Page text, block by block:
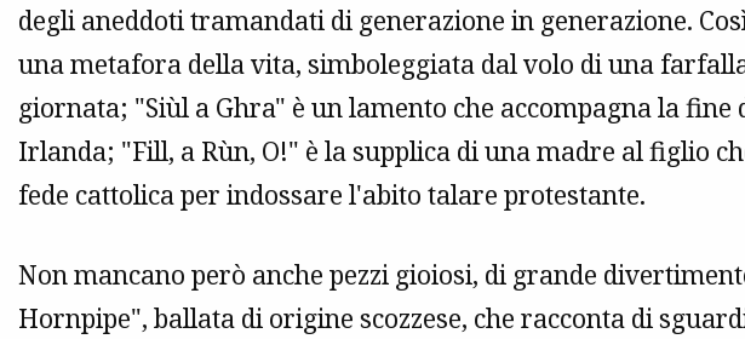
degli aneddoti tramandati di generazione in generazione.
una metafora della vita, simboleggiata dal volo di una
giornata; "Siùl a Ghra" è un lamento che accompagna la
Irlanda; "Fill, a Rùn, O!" è la supplica di una madre al figlio
fede cattolica per indossare l'abito talare protestante.
Non mancano però anche pezzi gioiosi, di grande
Hornpipe", ballata di origine scozzese, che racconta di